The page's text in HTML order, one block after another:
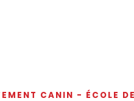
CANIN - ÉCOLE